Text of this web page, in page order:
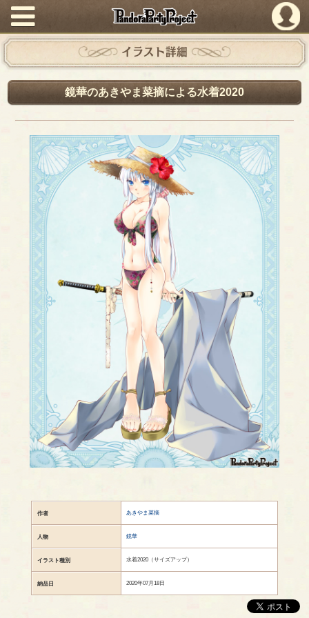
PandoraPartyProject
イラスト詳細
鏡華のあきやま菜摘による水着2020
作者 あきやま菜摘
人物 鏡華
イラスト種別 水着2020（サイズアップ）
納品日 2020年07月18日